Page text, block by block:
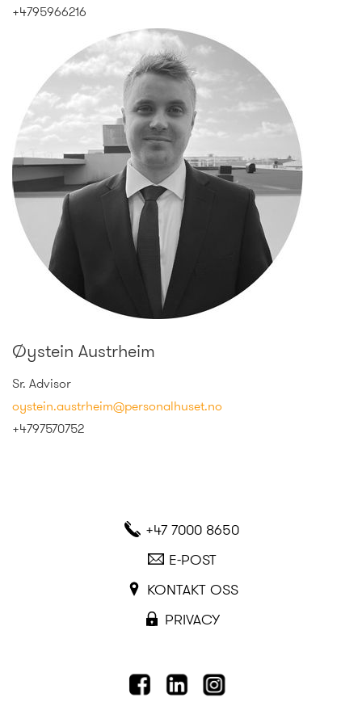
+4795966216
Øystein Austrheim
Sr. Advisor
oystein.austrheim@personalhuset.no
+4797570752
+47 7000 8650
E-POST
KONTAKT OSS
PRIVACY
FACEBOOK
LINKEDIN